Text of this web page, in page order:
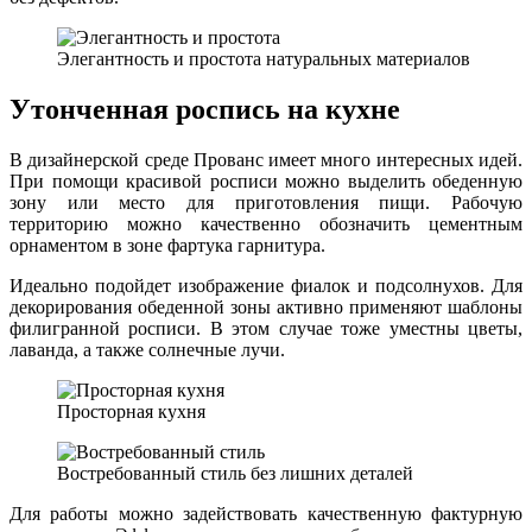
Элегантность и простота натуральных материалов
Утонченная роспись на кухне
В дизайнерской среде Прованс имеет много интересных идей.
При помощи красивой росписи можно выделить обеденную
зону или место для приготовления пищи. Рабочую
территорию можно качественно обозначить цементным
орнаментом в зоне фартука гарнитура.
Идеально подойдет изображение фиалок и подсолнухов. Для
декорирования обеденной зоны активно применяют шаблоны
филигранной росписи. В этом случае тоже уместны цветы,
лаванда, а также солнечные лучи.
Просторная кухня
Востребованный стиль без лишних деталей
Для работы можно задействовать качественную фактурную